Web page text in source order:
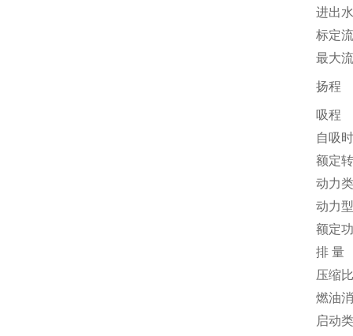
进出
标定
最大
扬程
吸程
自吸
额定
动力
动力
额定
排 量
压缩比
燃油
启动